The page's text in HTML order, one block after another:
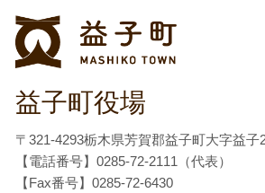
益子町役場
〒321-4293栃木県芳賀郡益子町大字益子
【電話番号】0285-72-2111（代表）
【Fax番号】0285-72-6430